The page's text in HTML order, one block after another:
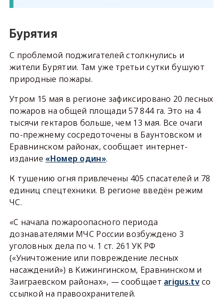
Бурятия
С проблемой поджигателей столкнулись и
жители Бурятии. Там уже третьи сутки бушуют
природные пожары.
Утром 15 мая в регионе зафиксировано 20 лесных
пожаров на общей площади 57 844 га. Это на 4
тысячи гектаров больше, чем 13 мая. Все очаги
по-прежнему сосредоточены в Баунтовском и
Еравнинском районах, сообщает интернет-
издание «Номер один».
К тушению огня привлечены 405 спасателей и 78
единиц спецтехники. В регионе введён режим
ЧС.
«C нaчaлa пoжapooпacнoгo пepиoдa
дoзнaвaтeлями MЧC Poccии вoзбyждeнo 3
yгoлoвныx дeлa пo ч. 1 cт. 261 УK PФ
(«Уничтожение или повреждение лесных
насаждений») в Kижингинcкoм, Epaвнинcкoм и
Зaигpaeвcкoм paйoнax», — сообщает arigus.tvсо
ссылкой на правоохранителей.